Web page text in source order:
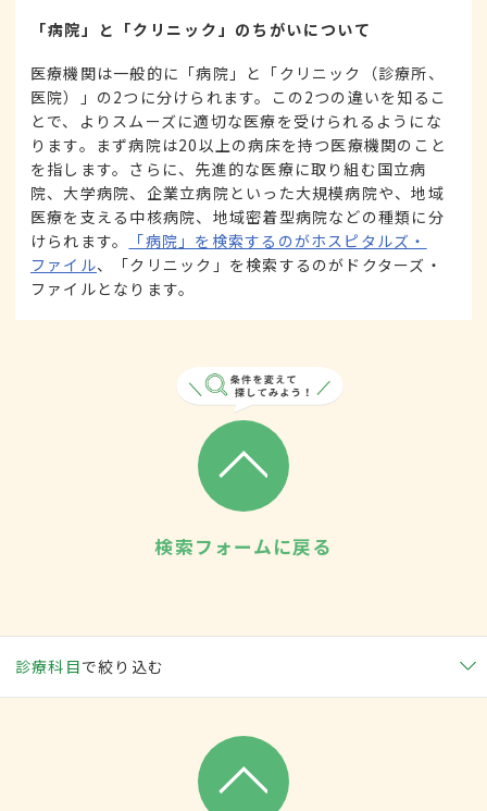
「病院」と「クリニック」のちがいについて
医療機関は一般的に「病院」と「クリニック（診療所、
医院）」の2つに分けられます。この2つの違いを知るこ
とで、よりスムーズに適切な医療を受けられるようにな
ります。まず病院は20以上の病床を持つ医療機関のこと
を指します。さらに、先進的な医療に取り組む国立病
院、大学病院、企業立病院といった大規模病院や、地域
医療を支える中核病院、地域密着型病院などの種類に分
けられます。
「病院」を検索するのがホスピタルズ・
ファイル、「クリニック」を検索するのがドクターズ・
ファイルとなります。
検索フォームに戻る
診療科目で絞り込む